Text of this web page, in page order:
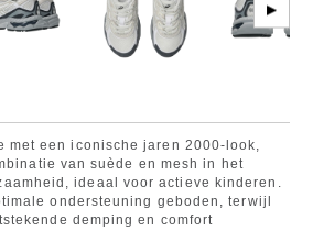
▶
met een iconische jaren 2000-look,
van suède en mesh in het
ideaal voor actieve kinderen.
ondersteuning geboden, terwijl
demping en comfort